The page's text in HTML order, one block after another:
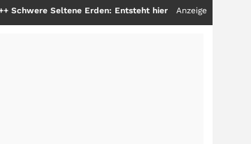
Seltene Erden: Entsteht hier die nächste Milliardenstory?
Anzeige